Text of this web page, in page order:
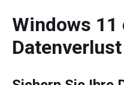
Windows 11